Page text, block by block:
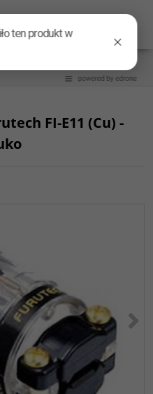
MenuPanel
FI-E11 (Cu) -